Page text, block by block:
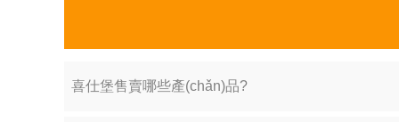
喜仕堡售賣哪些產(chǎn)品?